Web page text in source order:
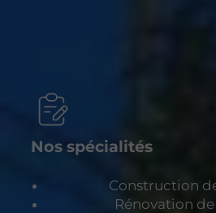
Nos spécialités
Construction
Rénovation